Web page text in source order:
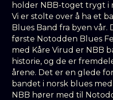
holder NBB-toget trygt i
Vi er stolte over å ha et
Blues Band fra byen
første Notodden Blues
med Kåre Virud er NBB
historie, og de er
årene. Det er en glede
bandet i norsk blues
NBB hører med til